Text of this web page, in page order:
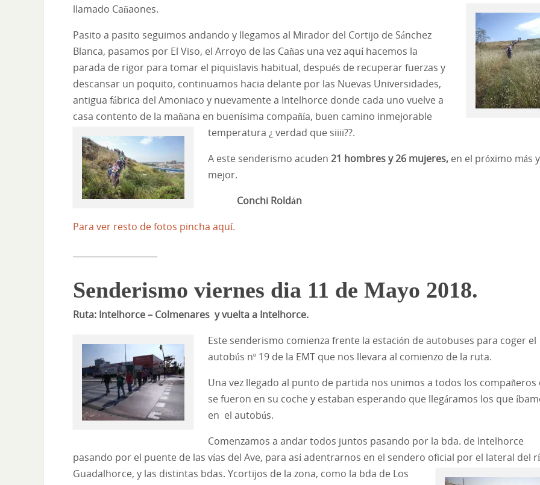
llamado Cañaones.
Pasito a pasito seguimos andando y llegamos al Mirador del Cortijo de Sánchez
Blanca, pasamos por El Viso, el Arroyo de las Cañas una vez aquí hacemos la
parada de rigor para tomar el piquislavis habitual, después de recuperar fuerzas y
descansar un poquito, continuamos hacia delante por las Nuevas Universidades,
antigua fábrica del Amoniaco y nuevamente a Intelhorce donde cada uno vuelve a
casa contento de la mañana en buenísima compañía, buen camino inmejorable
temperatura ¿ verdad que siiii??.
A este senderismo acuden 21 hombres y 26 mujeres, en el próximo más y
mejor.
Conchi Roldán
Para ver resto de fotos pincha aquí.
Senderismo viernes dia 11 de Mayo 2018.
Ruta: Intelhorce – Colmenares y vuelta a Intelhorce.
Este senderismo comienza frente la estación de autobuses para coger el
autobús nº 19 de la EMT que nos llevara al comienzo de la ruta.
Una vez llegado al punto de partida nos unimos a todos los compañeros
se fueron en su coche y estaban esperando que llegáramos los que
en el autobús.
Comenzamos a andar todos juntos pasando por la bda. de Intelhorce
pasando por el puente de las vías del Ave, para así adentrarnos en el sendero oficial por el lateral del
Guadalhorce, y las distintas bdas. Ycortijos de la zona, como la bda de Los